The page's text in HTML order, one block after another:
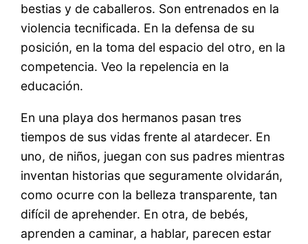
bestias y de caballeros. Son entrenados en la
violencia tecnificada. En la defensa de su
posición, en la toma del espacio del otro, en la
competencia. Veo la repelencia en la
educación.
En una playa dos hermanos pasan tres
tiempos de sus vidas frente al atardecer. En
uno, de niños, juegan con sus padres mientras
inventan historias que seguramente olvidarán,
como ocurre con la belleza transparente, tan
difícil de aprehender. En otra, de bebés,
aprenden a caminar, a hablar, parecen estar